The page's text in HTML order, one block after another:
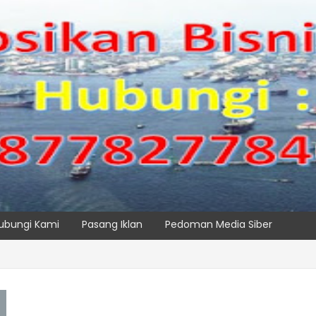
Kami Pasang Iklan Pedoman Media Siber